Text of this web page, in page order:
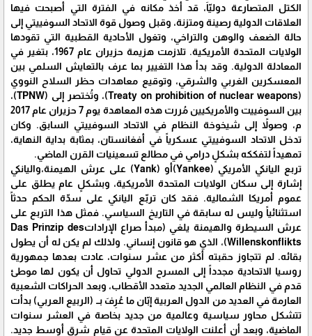
الكتل المتصارعة دوليّاَ، قد أخذ مكانه في الفترة التي أصبحت فيها
العلاقات الدولية رصينة ومتزنة، وقبل وصول قوة الاتحاد السوفييتي إلى
حالة الضعف والوهن والتراخي، وتغول الأحادية القطبية التي تقودها
الولايات المتحدة الأمريكية. تلازمت هزيمة حزيران عام 1967، بتغير في
المعادلة الدولية. وقد بدأ هذا التغيير بما عرف بالتعايش السلمي بين
المعسكرين الغربي والشرقي، وتوقيع معاهدات حظر السلاح النووي
(Treaty on prohibition of nuclear weapons)‏، وتُختصر إلى (TPNW)،
بين السوفييت والأمريكيين مُررت هذه المعاهدة يوم 7 حزيران عام 2017
م، وصولاً إلى شيخوخة النظام في الاتحاد السوفييتي السابق. وكان
تدخل الاتحاد السوفييتي عسكرياً في أفغانستان، بمثابة بداية النهاية،
تمهيداً لتفككه بشكلٍ درامي في مطالع تسعينيات القرن الماضي.
تربع اليانكي الأمريكي (Yankee)أو (Yank) على عرش الهيمنة،واليانكي
إشارة إلى سكان الولايات المتحدة الأمريكية، وبشكلٍ عام يطلق على
عموم أمريكا الشمالية. فقد كان تربّع اليانكي على سدّة الحكم حدثاً
استثنائياً وليس له سابقة في التاريخ السياسي. فمثل هذا التربع على
عرش السيطرة والهيمنة يلغي (مبدأ صراع الإراداتDas Prinzip des
Willenskonflikts)، الذي هو قانون إنساني. ولذلك لم يكن له أن يطول
بقائه. لم تتجاوز حقبته أكثر من عشر سنوات، عادت بعدها جمهورية
روسيا الاتحادية مجدداً إلى المسرح الدولي تحاول أن يكون لها موطئ
قدم في النظام العالمي الجديد متعدد الأقطاب، وبعد الحراكات الشعبية
العارمة في العديد من الدول العربية إبّان ما عُرِفَ بــ (الربيع العربي) بدأت
تتشكل محاور سياسية وعالمية من جديد بخاصة في العشر سنوات
الماضية، وبعد أن أعلنت الولايات المتحدة عن قيام شرق أوسط جديد.